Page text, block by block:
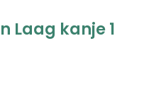
Laag kanje 1